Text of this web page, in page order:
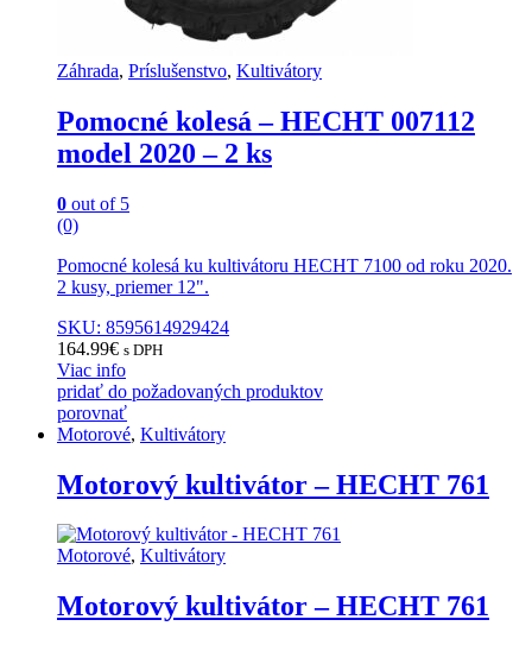
Záhrada, Príslušenstvo, Kultivátory
Pomocné kolesá – HECHT 007112
model 2020 – 2 ks
0 out of 5
(0)
Pomocné kolesá ku kultivátoru HECHT 7100 od roku 2020.
2 kusy, priemer 12".
SKU: 8595614929424
164.99€ s DPH
Viac info
pridať do požadovaných produktov
porovnať
Motorové, Kultivátory
Motorový kultivátor – HECHT 761
Motorové, Kultivátory
Motorový kultivátor – HECHT 761